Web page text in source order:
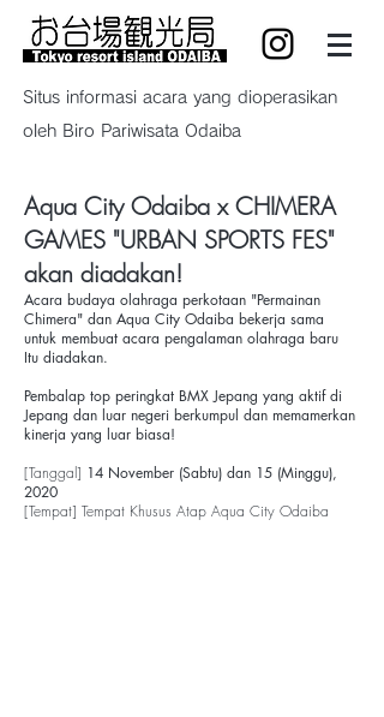
Situs informasi acara yang dioperasikan
oleh Biro Pariwisata Odaiba
Aqua City Odaiba x CHIMERA
GAMES "URBAN SPORTS FES"
akan diadakan!
Acara budaya olahraga perkotaan "Permainan
Chimera" dan Aqua City Odaiba bekerja sama
untuk membuat acara pengalaman olahraga baru
Itu diadakan.
Pembalap top peringkat BMX Jepang yang aktif di
Jepang dan luar negeri berkumpul dan memamerkan
kinerja yang luar biasa!
[Tanggal] 14 November (Sabtu) dan 15 (Minggu),
2020
[Tempat] Tempat Khusus Atap Aqua City Odaiba